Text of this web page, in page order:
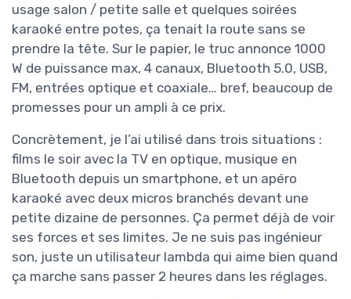
usage salon / petite salle et quelques soirées
karaoké entre potes, ça tenait la route sans se
prendre la tête. Sur le papier, le truc annonce 1000
W de puissance max, 4 canaux, Bluetooth 5.0, USB,
FM, entrées optique et coaxiale… bref, beaucoup de
promesses pour un ampli à ce prix.
Concrètement, je l’ai utilisé dans trois situations :
films le soir avec la TV en optique, musique en
Bluetooth depuis un smartphone, et un apéro
karaoké avec deux micros branchés devant une
petite dizaine de personnes. Ça permet déjà de voir
ses forces et ses limites. Je ne suis pas ingénieur
son, juste un utilisateur lambda qui aime bien quand
ça marche sans passer 2 heures dans les réglages.